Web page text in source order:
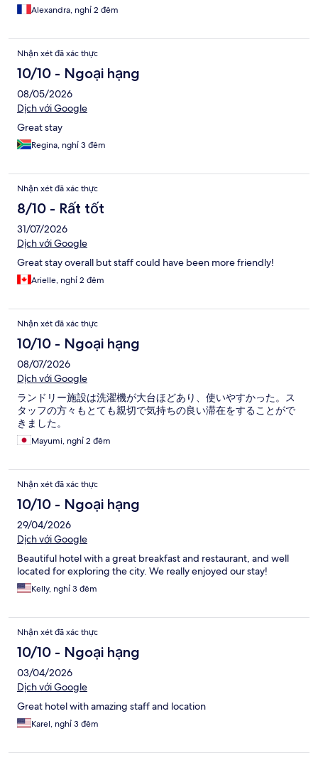
Alexandra, nghỉ 2 đêm
Nhận xét đã xác thực
10/10 - Ngoại hạng
08/05/2026
Dịch với Google
Great stay
Regina, nghỉ 3 đêm
Nhận xét đã xác thực
8/10 - Rất tốt
31/07/2026
Dịch với Google
Great stay overall but staff could have been more friendly!
Arielle, nghỉ 2 đêm
Nhận xét đã xác thực
10/10 - Ngoại hạng
08/07/2026
Dịch với Google
ランドリー施設は洗濯機が大台ほどあり、使いやすかった。ス
タッフの方々もとても親切で気持ちの良い滞在をすることがで
きました。
Mayumi, nghỉ 2 đêm
Nhận xét đã xác thực
10/10 - Ngoại hạng
29/04/2026
Dịch với Google
Beautiful hotel with a great breakfast and restaurant, and well
located for exploring the city. We really enjoyed our stay!
Kelly, nghỉ 3 đêm
Nhận xét đã xác thực
10/10 - Ngoại hạng
03/04/2026
Dịch với Google
Great hotel with amazing staff and location
Karel, nghỉ 3 đêm